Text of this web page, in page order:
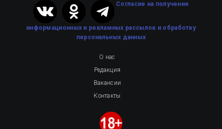
Cогласие на получение
информационных и рекламных рассылок и обработку
персональных данных
О нас
Редакция
Вакансии
Контакты